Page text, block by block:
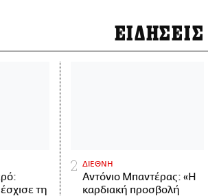
ΕΙΔΗΣΕΙΣ
τη
ΔΙΕΘΝΗ
Αντόνιο Μπαντέρας: «Η
καρδιακή προσβολή